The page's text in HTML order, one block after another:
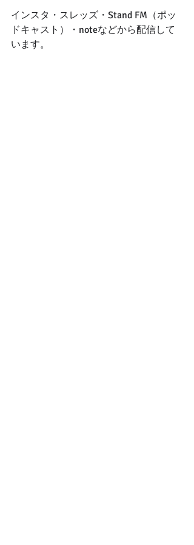
インスタ・スレッズ・Stand FM（ポッ
ドキャスト）・noteなどから配信して
います。